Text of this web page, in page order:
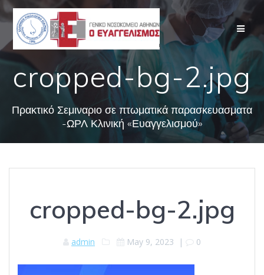
Skip
content
cropped-bg-2.jpg
Πρακτικό Σεμιναριο σε πτωματικά παρασκευασματα
-ΩΡΛ Κλινική «Ευαγγελισμού»
cropped-bg-2.jpg
admin May 9, 2023 | 0